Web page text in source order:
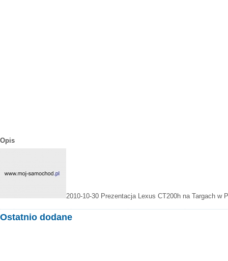
Opis
2010-10-30 Prezentacja Lexus CT200h na Targach w
Ostatnio dodane